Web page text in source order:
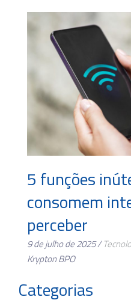
5 funções
consomem
perceber
9 de julho de 2025 /
Krypton BPO
Categorias